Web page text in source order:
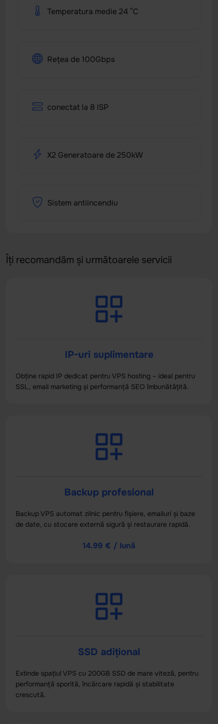
Temperatura medie 24 °C
Rețea de 100Gbps
conectat la 8 ISP
X2 Generatoare de 250kW
Sistem antiincendiu
Îți recomandăm și următoarele servicii
IP-uri suplimentare
Obține rapid IP dedicat pentru VPS hosting – ideal pentru
SSL, email marketing și performanță SEO îmbunătățită.
Backup profesional
Backup VPS automat zilnic pentru fișiere, emailuri și baze
de date, cu stocare externă sigură și restaurare rapidă.
14.99 € / lună
SSD adițional
Extinde spațiul VPS cu 200GB SSD de mare viteză, pentru
performanță sporită, încărcare rapidă și stabilitate
crescută.